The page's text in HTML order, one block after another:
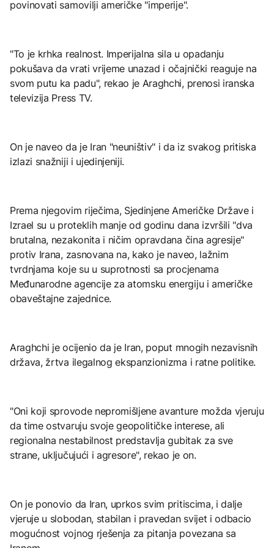
povinovati samovilji američke "imperije".
"To je krhka realnost. Imperijalna sila u opadanju
pokušava da vrati vrijeme unazad i očajnički reaguje na
svom putu ka padu", rekao je Araghchi, prenosi iranska
televizija Press TV.
On je naveo da je Iran "neuništiv" i da iz svakog pritiska
izlazi snažniji i ujedinjeniji.
Prema njegovim riječima, Sjedinjene Američke Države i
Izrael su u proteklih manje od godinu dana izvršili "dva
brutalna, nezakonita i ničim opravdana čina agresije"
protiv Irana, zasnovana na, kako je naveo, lažnim
tvrdnjama koje su u suprotnosti sa procjenama
Međunarodne agencije za atomsku energiju i američke
obaveštajne zajednice.
Araghchi je ocijenio da je Iran, poput mnogih nezavisnih
država, žrtva ilegalnog ekspanzionizma i ratne politike.
"Oni koji sprovode nepromišljene avanture možda vjeruju
da time ostvaruju svoje geopolitičke interese, ali
regionalna nestabilnost predstavlja gubitak za sve
strane, uključujući i agresore", rekao je on.
On je ponovio da Iran, uprkos svim pritiscima, i dalje
vjeruje u slobodan, stabilan i pravedan svijet i odbacio
mogućnost vojnog rješenja za pitanja povezana sa